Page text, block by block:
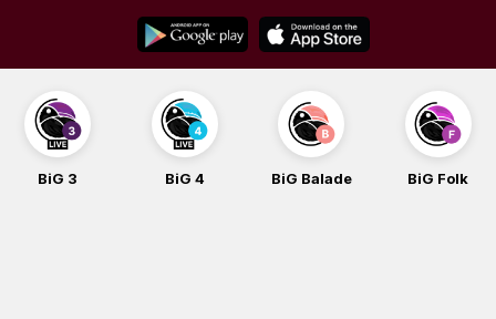
content
BiG 3 BiG 4 BiG Balade BiG Folk